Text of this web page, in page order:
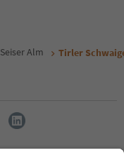
Seiser Alm Tirler